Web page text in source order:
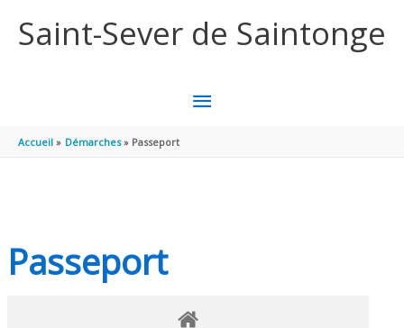
Saint-Sever de Saintonge
MENU
Accueil Démarches Passeport
Passeport